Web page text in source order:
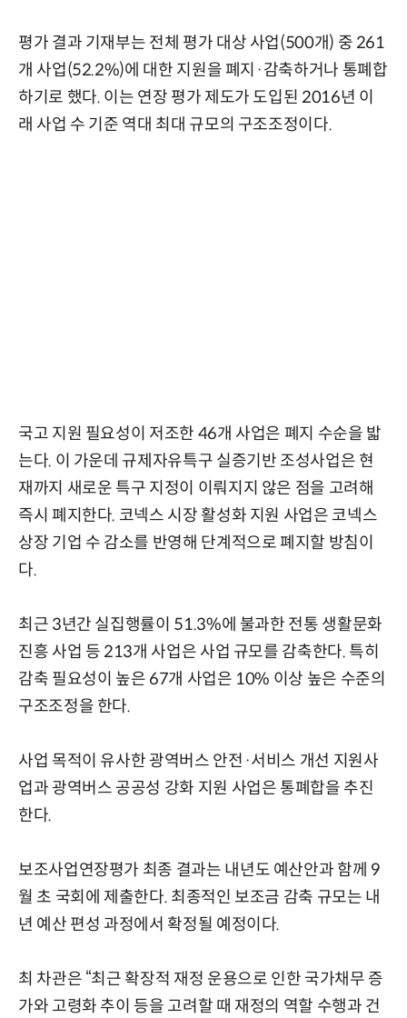
평가 결과 기재부는 전체 평가 대상 사업(500개) 중 261
개 사업(52.2%)에 대한 지원을 폐지·감축하거나 통폐합
하기로 했다. 이는 연장 평가 제도가 도입된 2016년 이
래 사업 수 기준 역대 최대 규모의 구조조정이다.
국고 지원 필요성이 저조한 46개 사업은 폐지 수순을 밟
는다. 이 가운데 규제자유특구 실증기반 조성사업은 현
재까지 새로운 특구 지정이 이뤄지지 않은 점을 고려해
즉시 폐지한다. 코넥스 시장 활성화 지원 사업은 코넥스
상장 기업 수 감소를 반영해 단계적으로 폐지할 방침이
다.
최근 3년간 실집행률이 51.3%에 불과한 전통 생활문화
진흥 사업 등 213개 사업은 사업 규모를 감축한다. 특히
감축 필요성이 높은 67개 사업은 10% 이상 높은 수준의
구조조정을 한다.
사업 목적이 유사한 광역버스 안전·서비스 개선 지원사
업과 광역버스 공공성 강화 지원 사업은 통폐합을 추진
한다.
보조사업연장평가 최종 결과는 내년도 예산안과 함께 9
월 초 국회에 제출한다. 최종적인 보조금 감축 규모는 내
년 예산 편성 과정에서 확정될 예정이다.
최 차관은 “최근 확장적 재정 운용으로 인한 국가채무 증
가와 고령화 추이 등을 고려할 때 재정의 역할 수행과 건